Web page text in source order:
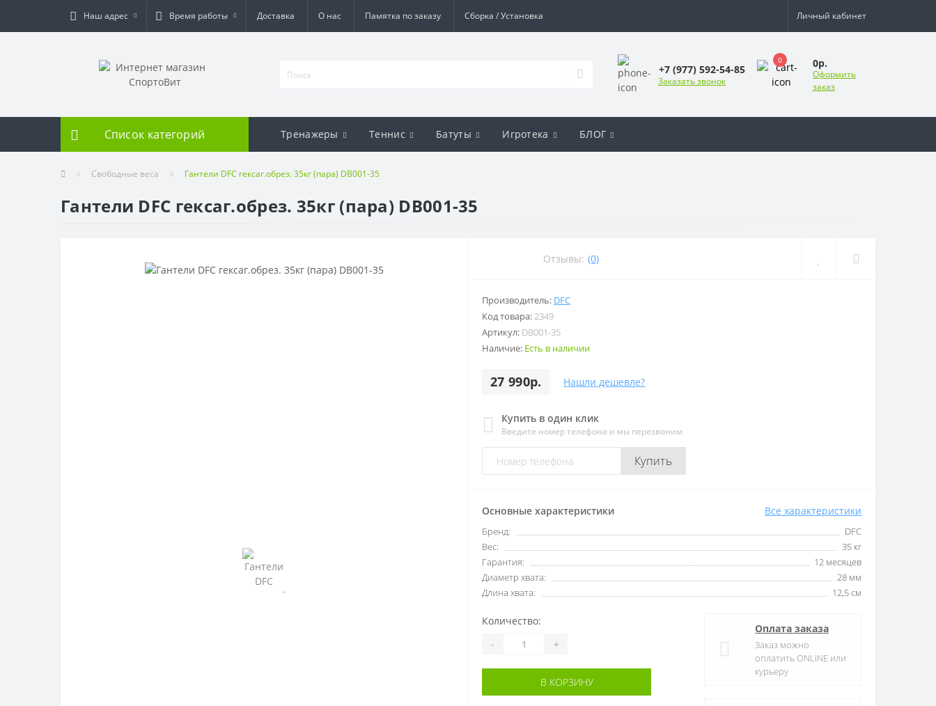
Наш адрес Время работы Доставка О нас Памятка по заказу Сборка / Установка Личный кабинет
+7 (977) 592-54-85
Заказать звонок
0 0р.
Оформить
заказ
Список категорий Тренажеры Теннис Батуты Игротека БЛОГ
Свободные веса Гантели DFC гексаг.обрез. 35кг (пара) DB001-35
Гантели DFC гексаг.обрез. 35кг (пара) DB001-35
Отзывы: (0)
Производитель: DFC
Код товара:2349
Артикул: DB001-35
Наличие: Есть в наличии
27 990р. Нашли дешевле?
Купить в один клик
Введите номер телефона и мы перезвоним
Купить
Основные характеристики Все характеристики
Бренд:
DFC
Вес:
35 кг
Гарантия:
12 месяцев
Диаметр хвата:
28 мм
Длина хвата:
12,5 см
Количество:
- +
В КОРЗИНУ
Оплата заказа
Заказ можно
оплатить ONLINE или
курьеру